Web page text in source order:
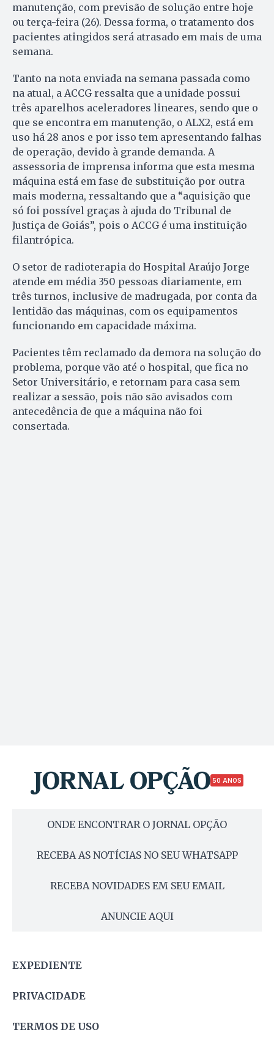
manutenção, com previsão de solução entre hoje
ou terça-feira (26). Dessa forma, o tratamento dos
pacientes atingidos será atrasado em mais de uma
semana.
Tanto na nota enviada na semana passada como
na atual, a ACCG ressalta que a unidade possui
três aparelhos aceleradores lineares, sendo que o
que se encontra em manutenção, o ALX2, está em
uso há 28 anos e por isso tem apresentando falhas
de operação, devido à grande demanda. A
assessoria de imprensa informa que esta mesma
máquina está em fase de substituição por outra
mais moderna, ressaltando que a “aquisição que
só foi possível graças à ajuda do Tribunal de
Justiça de Goiás”, pois o ACCG é uma instituição
filantrópica.
O setor de radioterapia do Hospital Araújo Jorge
atende em média 350 pessoas diariamente, em
três turnos, inclusive de madrugada, por conta da
lentidão das máquinas, com os equipamentos
funcionando em capacidade máxima.
Pacientes têm reclamado da demora na solução do
problema, porque vão até o hospital, que fica no
Setor Universitário, e retornam para casa sem
realizar a sessão, pois não são avisados com
antecedência de que a máquina não foi
consertada.
50 ANOS
ONDE ENCONTRAR O JORNAL OPÇÃO
RECEBA AS NOTÍCIAS NO SEU WHATSAPP
RECEBA NOVIDADES EM SEU EMAIL
ANUNCIE AQUI
EXPEDIENTE
PRIVACIDADE
TERMOS DE USO